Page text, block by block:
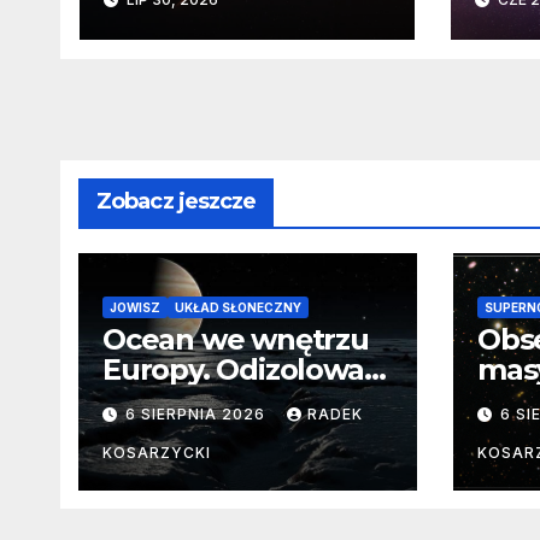
planety krążącej
wokół martwej
na
Zobacz jeszcze
JOWISZ UKŁAD SŁONECZNY
Ocean we wnętrzu
Europy. Odizolowani
przez lodową
barierę
6 SIERPNIA 2026 RADEK
KOSARZYCKI
od
6